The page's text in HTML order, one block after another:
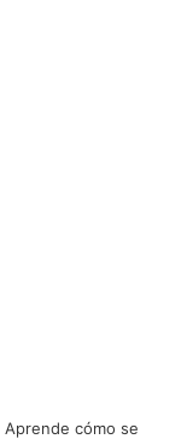
Aprende cómo se